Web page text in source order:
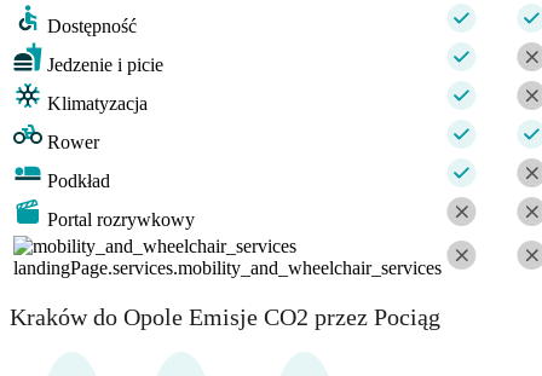
Dostępność
Jedzenie i picie
Klimatyzacja
Rower
Podkład
Portal rozrywkowy
landingPage.services.mobility_and_wheelchair_services
Kraków do Opole Emisje CO2 przez Pociąg